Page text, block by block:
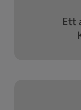
Ett